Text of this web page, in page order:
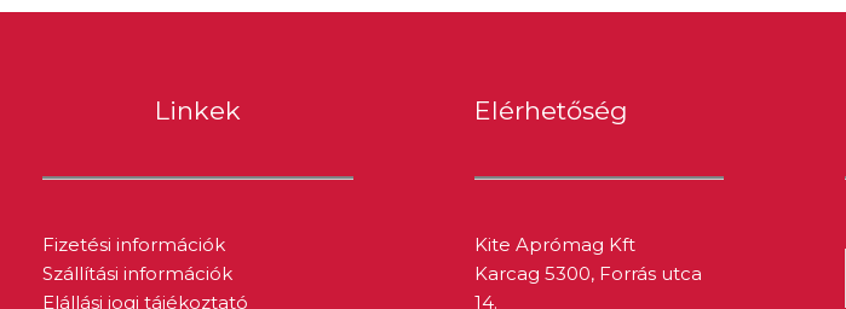
Linkek
Fizetési információk
Szállítási információk
Elállási jogi tájékoztató
Elérhetőség
Kite Aprómag Kft
Karcag 5300, Forrás utca
14.